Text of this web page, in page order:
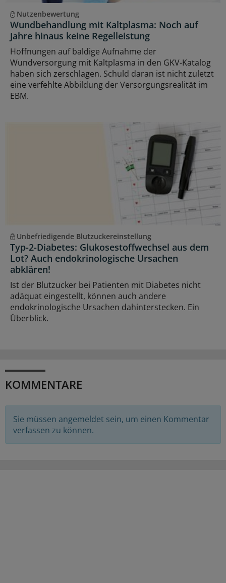
Nutzenbewertung
Wundbehandlung mit Kaltplasma: Noch auf
Jahre hinaus keine Regelleistung
Hoffnungen auf baldige Aufnahme der
Wundversorgung mit Kaltplasma in den GKV-Katalog
haben sich zerschlagen. Schuld daran ist nicht zuletzt
eine verfehlte Abbildung der Versorgungsrealität im
EBM.
Unbefriedigende Blutzuckereinstellung
Typ-2-Diabetes: Glukosestoffwechsel aus dem
Lot? Auch endokrinologische Ursachen
abklären!
Ist der Blutzucker bei Patienten mit Diabetes nicht
adäquat eingestellt, können auch andere
endokrinologische Ursachen dahinterstecken. Ein
Überblick.
KOMMENTARE
Sie müssen angemeldet sein, um einen Kommentar
verfassen zu können.